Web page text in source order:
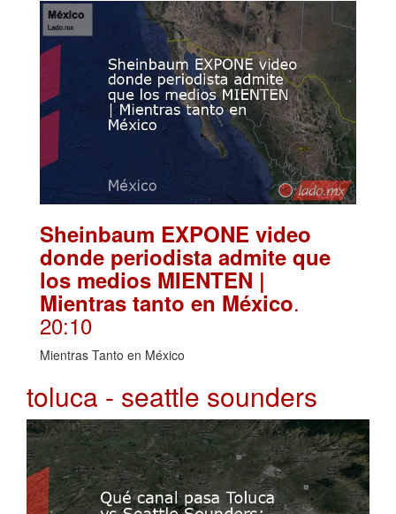
Sheinbaum EXPONE video
donde periodista admite que
los medios MIENTEN |
Mientras tanto en México.
20:10
Mientras Tanto en México
toluca - seattle sounders